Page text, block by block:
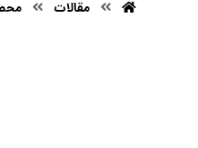
مقالات